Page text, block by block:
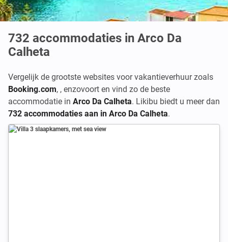
732 accommodaties in Arco Da
Calheta
Vergelijk de grootste websites voor vakantieverhuur zoals
Booking.com, , enzovoort en vind zo de beste
accommodatie in Arco Da Calheta. Likibu biedt u meer dan
732 accommodaties aan in Arco Da Calheta.